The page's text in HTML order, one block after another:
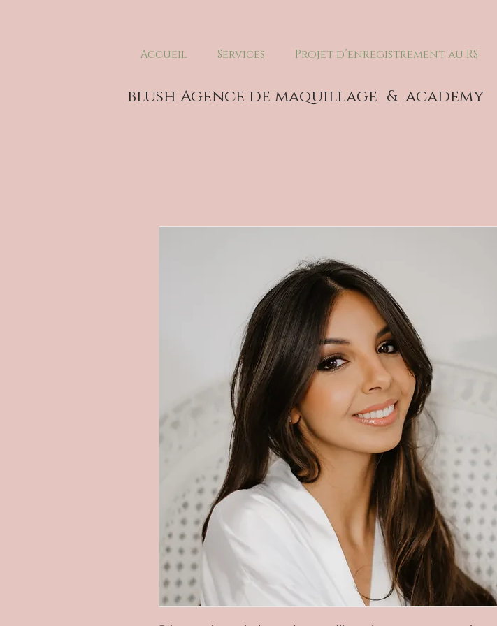
Accueil Services Projet d’enregistrement au RS
blush Agence de maquillage & academy